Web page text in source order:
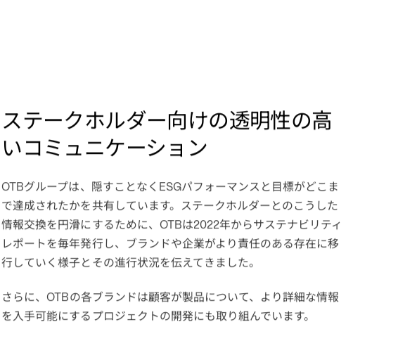
ステークホルダー向けの透明性の高
いコミュニケーション
OTBグループは、隠すことなく ESGパフォーマンスと目標がどこま
で達成されたかを共有しています。ステークホルダーとのこうした
情報交換を円滑にするために、
OTBは2022年からサステナビリティ
レポートを毎年発行し、ブランドや企業がより責任のある存在に移
行していく様子とその進行状況を伝えてきました。
さらに、 OTBの各ブランドは顧客が製品について、より詳細な情報
を入手可能にするプロジェクトの開発にも取り組んでいます。